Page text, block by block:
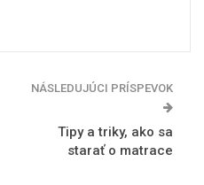
NÁSLEDUJÚCI PRÍSPEVOK
Tipy a triky, ako sa
starať o matrace